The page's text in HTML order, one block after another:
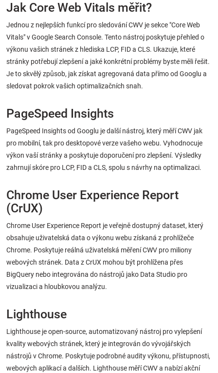
Jak Core Web Vitals měřit?
Jednou z nejlepších funkcí pro sledování CWV je sekce "Core Web
Vitals" v Google Search Console. Tento nástroj poskytuje přehled o
výkonu vašich stránek z hlediska LCP, FID a CLS. Ukazuje, které
stránky potřebují zlepšení a jaké konkrétní problémy byste měli řešit.
Je to skvělý způsob, jak získat agregovaná data přímo od Googlu a
sledovat pokrok vašich optimalizačních snah.
PageSpeed Insights
PageSpeed Insights od Googlu je další nástroj, který měří CWV jak
pro mobilní, tak pro desktopové verze vašeho webu. Vyhodnocuje
výkon vaší stránky a poskytuje doporučení pro zlepšení. Výsledky
zahrnují skóre pro LCP, FID a CLS, spolu s návrhy na optimalizaci.
Chrome User Experience Report
(CrUX)
Chrome User Experience Report je veřejně dostupný dataset, který
obsahuje uživatelská data o výkonu webu získaná z prohlížeče
Chrome. Poskytuje reálná uživatelská měření CWV pro miliony
webových stránek. Data z CrUX mohou být prohlížena přes
BigQuery nebo integrována do nástrojů jako Data Studio pro
vizualizaci a hloubkovou analýzu.
Lighthouse
Lighthouse je open-source, automatizovaný nástroj pro vylepšení
kvality webových stránek, který je integrován do vývojářských
nástrojů v Chrome. Poskytuje podrobné audity výkonu, přístupnosti,
webových aplikací a dalších. Lighthouse měří CWV a nabízí akční